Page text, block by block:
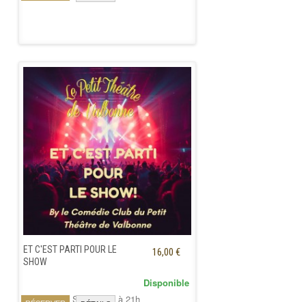
ET C'EST PARTI POUR LE
SHOW
16,00 €
Disponible
Vendredi 11 Septembre à 21h